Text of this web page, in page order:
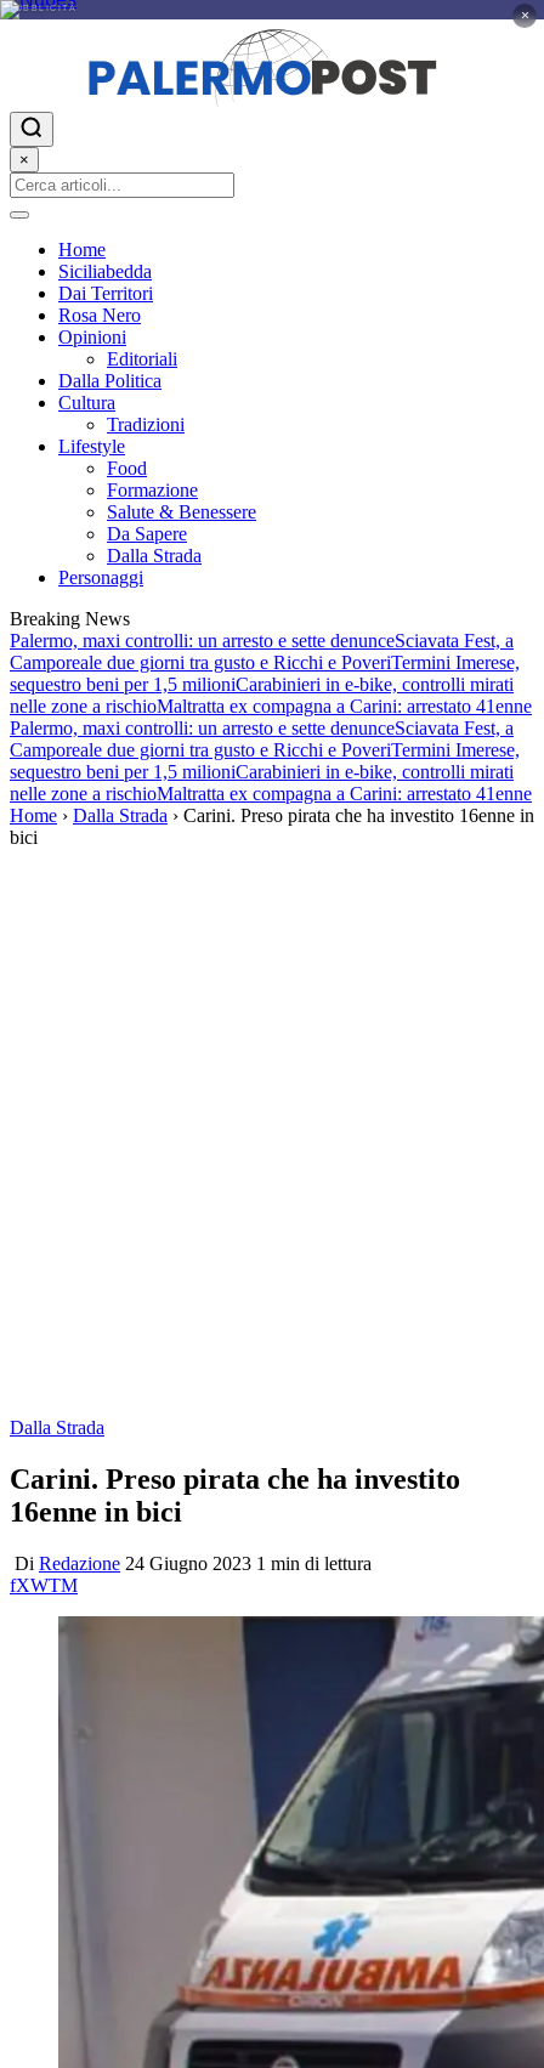
PUBBLICITÀ ×
×
Home
Siciliabedda
Dai Territori
Rosa Nero
Opinioni
Editoriali
Dalla Politica
Cultura
Tradizioni
Lifestyle
Food
Formazione
Salute & Benessere
Da Sapere
Dalla Strada
Personaggi
Breaking News
Palermo, maxi controlli: un arresto e sette denunceSciavata Fest, a
Camporeale due giorni tra gusto e Ricchi e PoveriTermini Imerese,
sequestro beni per 1,5 milioniCarabinieri in e-bike, controlli mirati
nelle zone a rischioMaltratta ex compagna a Carini: arrestato 41enne
Palermo, maxi controlli: un arresto e sette denunceSciavata Fest, a
Camporeale due giorni tra gusto e Ricchi e PoveriTermini Imerese,
sequestro beni per 1,5 milioniCarabinieri in e-bike, controlli mirati
nelle zone a rischioMaltratta ex compagna a Carini: arrestato 41enne
Home › Dalla Strada › Carini. Preso pirata che ha investito 16enne in
bici
Dalla Strada
Carini. Preso pirata che ha investito
16enne in bici
Di Redazione 24 Giugno 2023 1 min di lettura
fXWTM